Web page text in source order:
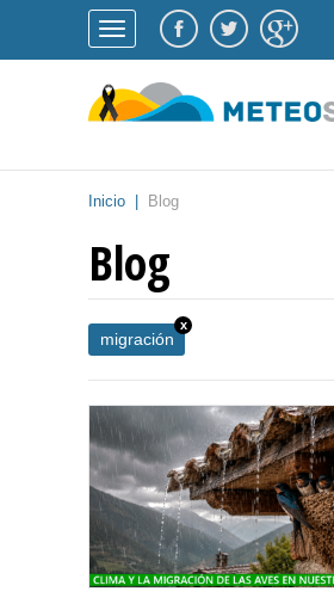
Inicio Blog
Blog
migración
x